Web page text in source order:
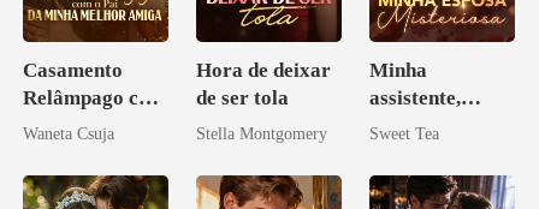
Casamento
Relâmpago com
o Pai da Minha
Waneta Csuja
Hora de deixar
de ser tola
Stella Montgomery
Minha
assistente,
minha esposa
Sweet Tea